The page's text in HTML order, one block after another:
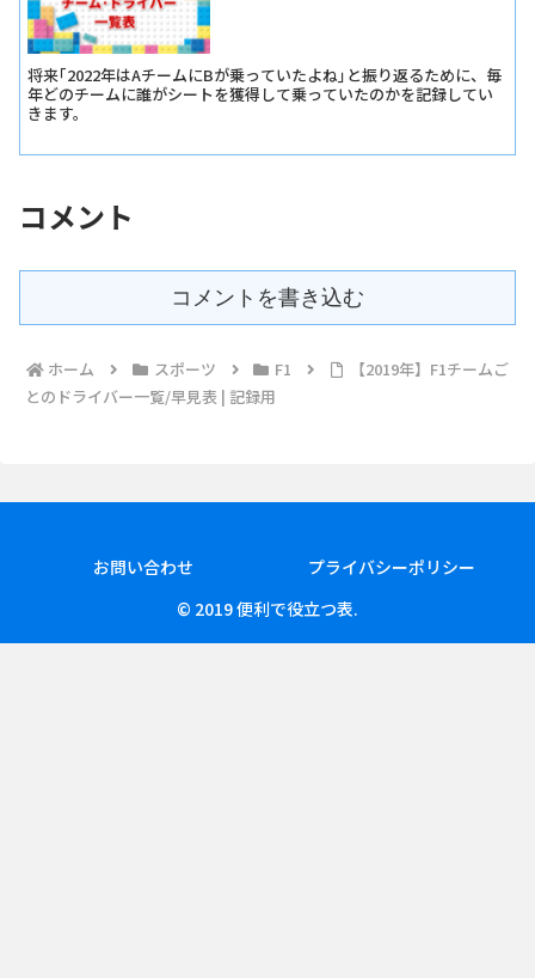
将来｢2022年はAチームにBが乗っていたよね｣と振り返るために、毎
年どのチームに誰がシートを獲得して乗っていたのかを記録してい
きます。
コメント
コメントを書き込む
ホーム スポーツ F1
【2019年】F1チームご
とのドライバー一覧/早見表 | 記録用
お問い合わせ
プライバシーポリシー
© 2019 便利で役立つ表.